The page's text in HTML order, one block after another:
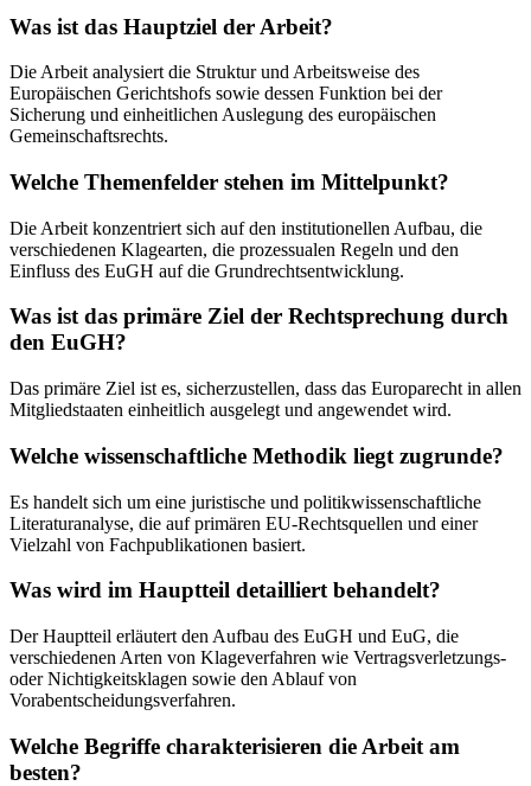
Was ist das Hauptziel der Arbeit?
Die Arbeit analysiert die Struktur und Arbeitsweise des
Europäischen Gerichtshofs sowie dessen Funktion bei der
Sicherung und einheitlichen Auslegung des europäischen
Gemeinschaftsrechts.
Welche Themenfelder stehen im Mittelpunkt?
Die Arbeit konzentriert sich auf den institutionellen Aufbau, die
verschiedenen Klagearten, die prozessualen Regeln und den
Einfluss des EuGH auf die Grundrechtsentwicklung.
Was ist das primäre Ziel der Rechtsprechung durch
den EuGH?
Das primäre Ziel ist es, sicherzustellen, dass das Europarecht in allen
Mitgliedstaaten einheitlich ausgelegt und angewendet wird.
Welche wissenschaftliche Methodik liegt zugrunde?
Es handelt sich um eine juristische und politikwissenschaftliche
Literaturanalyse, die auf primären EU-Rechtsquellen und einer
Vielzahl von Fachpublikationen basiert.
Was wird im Hauptteil detailliert behandelt?
Der Hauptteil erläutert den Aufbau des EuGH und EuG, die
verschiedenen Arten von Klageverfahren wie Vertragsverletzungs-
oder Nichtigkeitsklagen sowie den Ablauf von
Vorabentscheidungsverfahren.
Welche Begriffe charakterisieren die Arbeit am
besten?